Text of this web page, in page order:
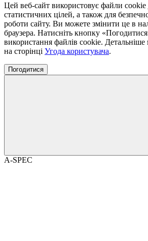
Цей веб-сайт використовує файли cookie
статистичних цілей, а також для
роботи сайту. Ви можете змінити це в
браузера. Натисніть кнопку
використання файлів cookie.
на сторінці Угода користувача.
Погодитися
A-SPEC